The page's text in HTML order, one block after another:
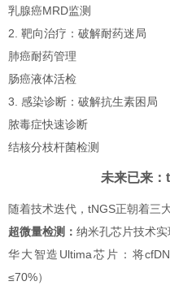
乳腺癌MRD监测
2. 靶向治疗：破解耐药迷局
肺癌耐药管理
肠癌液体活检
3. 感染诊断：破解抗生素困局
脓毒症快速诊断
结核分枝杆菌检测
未来已来：
随着技术迭代，tNGS正朝着三
超微量检测： 纳米孔芯片技术
华大智造Ultima芯片：将
≤70%）